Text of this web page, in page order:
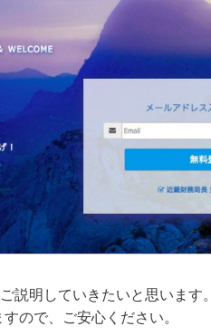
説明していきたいと思います。
ので、ご安心ください。